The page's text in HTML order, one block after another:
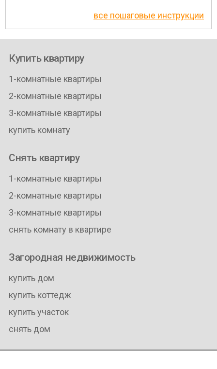
все пошаговые инструкции
Купить квартиру
1-комнатные квартиры
2-комнатные квартиры
3-комнатные квартиры
купить комнату
Снять квартиру
1-комнатные квартиры
2-комнатные квартиры
3-комнатные квартиры
снять комнату в квартире
Загородная недвижимость
купить дом
купить коттедж
купить участок
снять дом